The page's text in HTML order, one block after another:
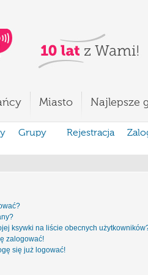
Miasto Najlepsze
Grupy Rejestracja
ksywki na liście obecnych
zalogować!
się już logować!